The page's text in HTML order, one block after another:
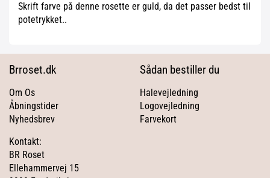
Skrift farve på denne rosette er guld, da det passer bedst til
potetrykket..
Brroset.dk
Om Os
Åbningstider
Nyhedsbrev
Kontakt:
BR Roset
Ellehammervej 15
Sådan bestiller du
Halevejledning
Logovejledning
Farvekort